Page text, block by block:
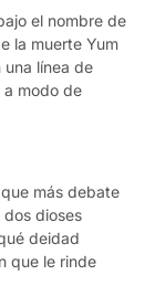
el nombre de
la muerte Yum
una línea de
a modo de
más debate
dioses
deidad
que le rinde